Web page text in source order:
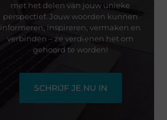
met het delen van jouw unieke
perspectief. Jouw woorden kunnen
informeren, inspireren, vermaken en
verbinden – ze verdienen het om
gehoord te worden!
SCHRIJF JE NU IN